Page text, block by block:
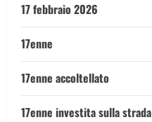
17 febbraio 2026
17enne
17enne accoltellato
17enne investita sulla strada